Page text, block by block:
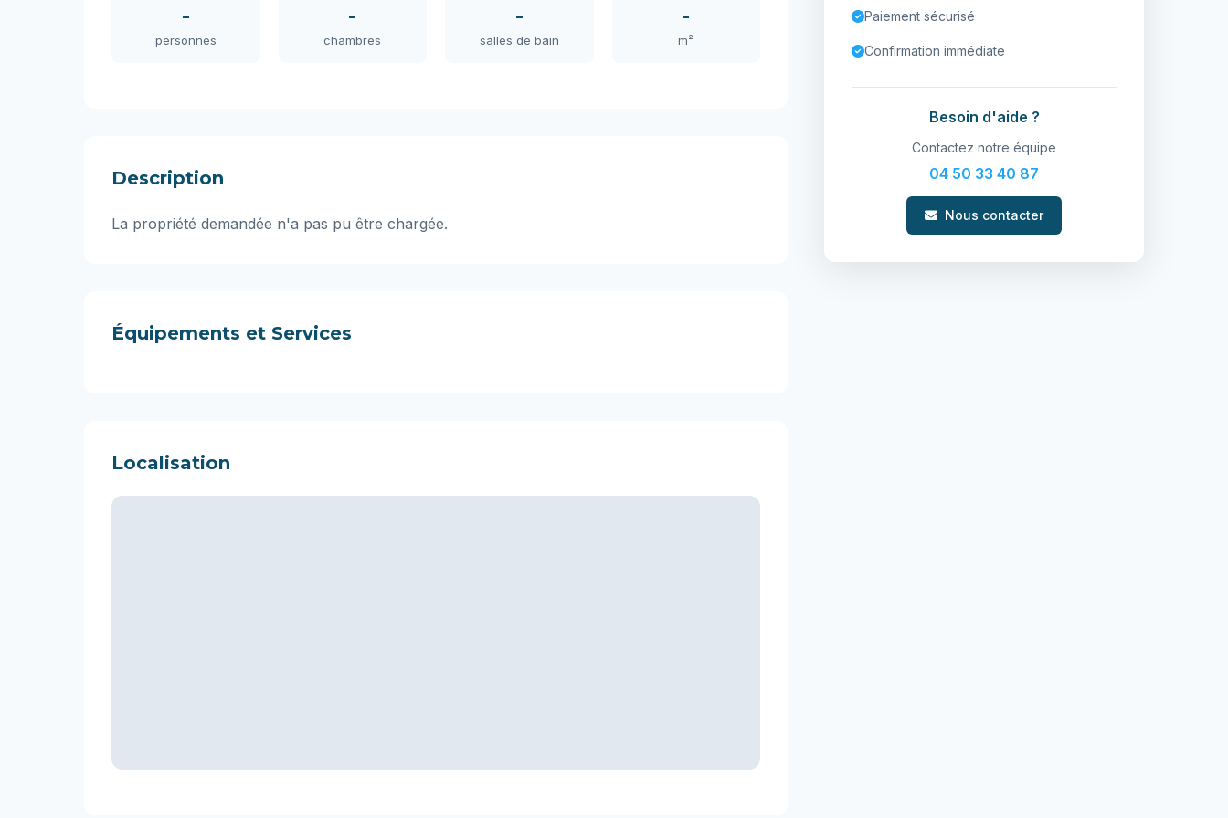
-
personnes
-
chambres
-
salles de bain
-
m²
Description
La propriété demandée n'a pas pu être chargée.
Équipements et Services
Localisation
Paiement sécurisé
Confirmation immédiate
Besoin d'aide ?
Contactez notre équipe
04 50 33 40 87
Nous contacter